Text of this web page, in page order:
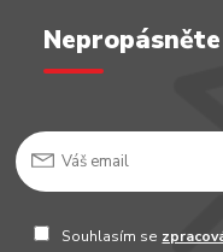
Souhlasím se